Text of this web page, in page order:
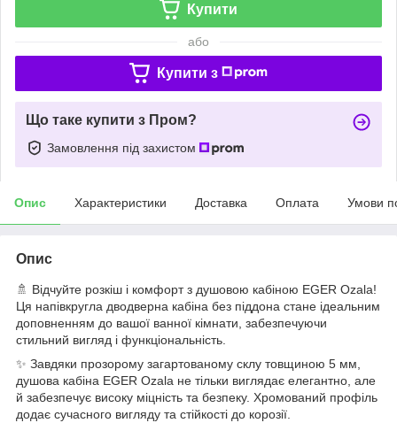
Купити
або
Купити з
Що таке купити з Пром?
Замовлення під захистом
Опис Характеристики Доставка Оплата Умови
Опис
🚿 Відчуйте розкіш і комфорт з душовою кабіною EGER Ozala!
Ця напівкругла дводверна кабіна без піддона стане ідеальним
доповненням до вашої ванної кімнати, забезпечуючи
стильний вигляд і функціональність.
✨ Завдяки прозорому загартованому склу товщиною 5 мм,
душова кабіна EGER Ozala не тільки виглядає елегантно, але
й забезпечує високу міцність та безпеку. Хромований профіль
додає сучасного вигляду та стійкості до корозії.